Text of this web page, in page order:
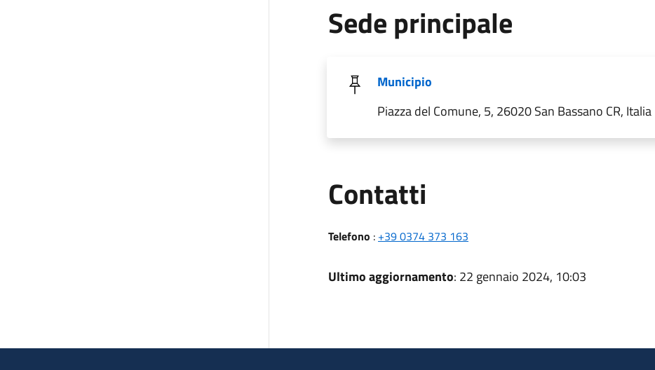
Sede principale
Municipio
Piazza del Comune, 5, 26020 San Bassano CR, Italia
Contatti
Telefono : +39 0374 373 163
Ultimo aggiornamento: 22 gennaio 2024, 10:03